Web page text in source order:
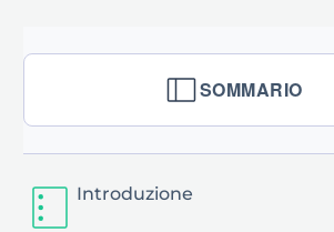
SOMMARIO
Introduzione